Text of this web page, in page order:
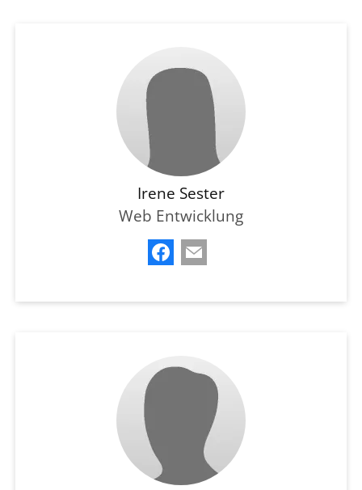
Irene Sester
Web Entwicklung